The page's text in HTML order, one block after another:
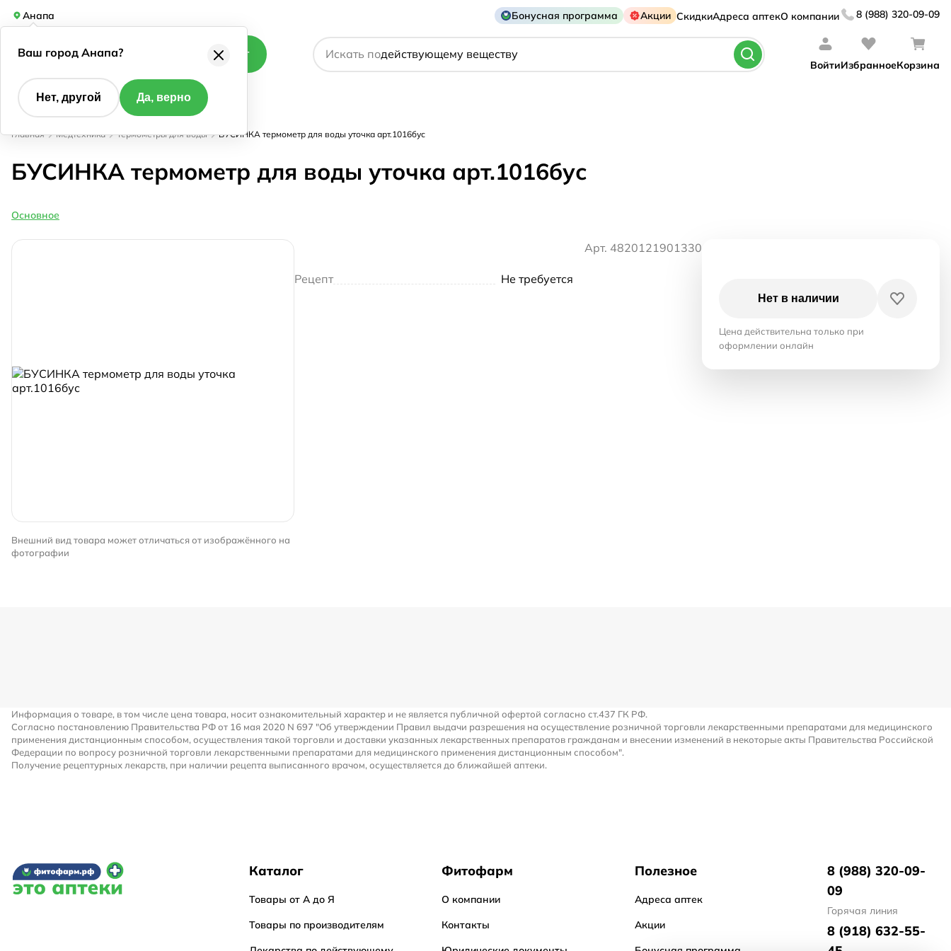
Анапа Бонусная программа Акции СкидкиАдреса аптекО компании 8 (988) 320-09-09
Каталог Искать по
названию препарата
действующему веществу
ВойтиИзбранноеКорзина
Главная Медтехника Термометры для воды БУСИНКА термометр для воды уточка арт.1016бус
БУСИНКА термометр для воды уточка арт.1016бус
Основное
Внешний вид товара может отличаться от изображённого на
фотографии
Арт. 4820121901330
Рецепт Не требуется
Нет в наличии
Цена действительна только при
оформлении онлайн
Информация о товаре, в том числе цена товара, носит ознакомительный характер и не является публичной офертой согласно ст.437 ГК РФ.
Согласно постановлению Правительства РФ от 16 мая 2020 N 697 "Об утверждении Правил выдачи разрешения на осуществление розничной торговли лекарственными препаратами для медицинского
применения дистанционным способом, осуществления такой торговли и доставки указанных лекарственных препаратов гражданам и внесении изменений в некоторые акты Правительства Российской
Федерации по вопросу розничной торговли лекарственными препаратами для медицинского применения дистанционным способом".
Получение рецептурных лекарств, при наличии рецепта выписанного врачом, осуществляется до ближайшей аптеки.
Каталог
Товары от А до Я
Товары по производителям
Фитофарм
О компании
Контакты
Полезное
Адреса аптек
Акции
8 (988) 320-09-
09
Горячая линия
8 (918) 632-55-
Ваш город Анапа?
Нет, другой Да, верно